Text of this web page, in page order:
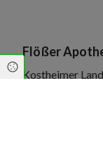
Flößer
Kostheimer